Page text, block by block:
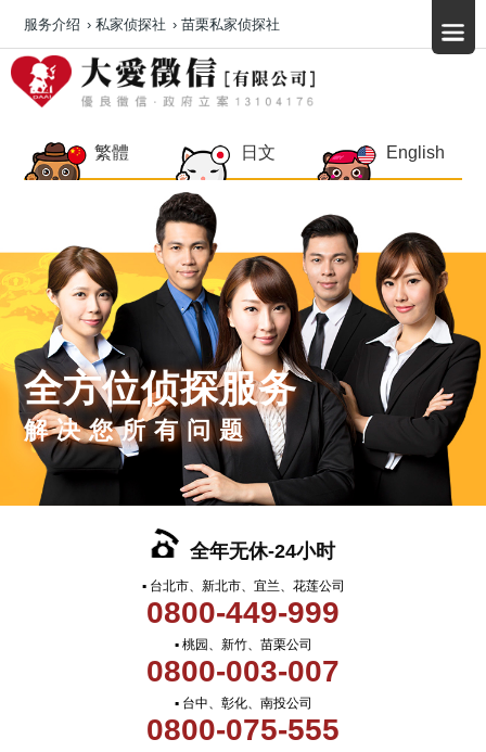
繁體 日文 English
全方位侦探服务
解决您所有问题
全年无休-24小时
▪ 台北市、新北市、宜兰、花莲公司
0800-449-999
▪ 桃园、新竹、苗栗公司
0800-003-007
▪ 台中、彰化、南投公司
0800-075-555
服务介绍 › 私家侦探社 › 苗栗私家侦探社